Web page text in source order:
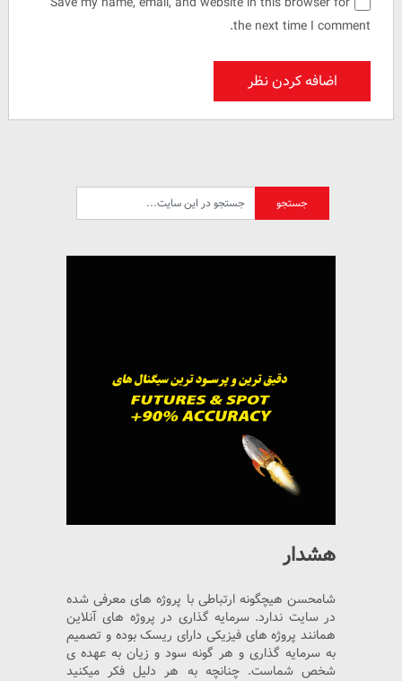
the next time I comment.
هشدار
شامحسن هیچگونه ارتباطی با پروژه های معرفی شده
در سایت ندارد. سرمایه گذاری در پروژه های آنلاین
همانند پروژه های فیزیکی دارای ریسک بوده و تصمیم
به سرمایه گذاری و هر گونه سود و زیان به عهده ی
شخص شماست. چنانچه به هر دلیل فکر میکنید